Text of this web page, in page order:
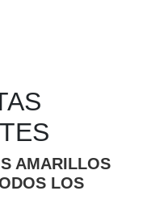
AMARILLOS
LOS